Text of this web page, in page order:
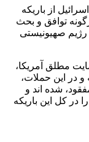
از باریکه
توافق و بحث
صهیونیستی
مطلق آمریکا،
و در این حملات،
بیش از 145000 شهید و زخمی، 10000 مفقود، شده اند و
کل این باریکه